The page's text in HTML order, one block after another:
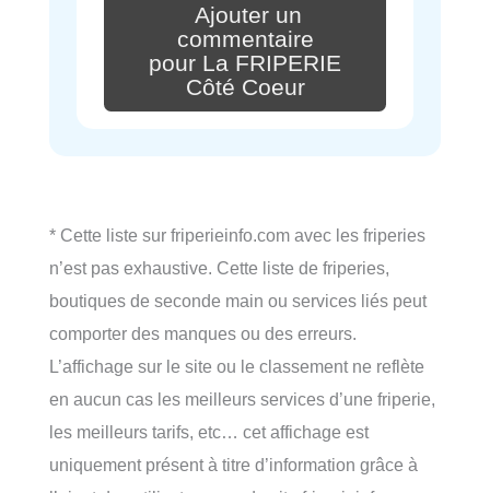
Ajouter un
commentaire
pour La FRIPERIE
Côté Coeur
* Cette liste sur friperieinfo.com avec les friperies
n’est pas exhaustive. Cette liste de friperies,
boutiques de seconde main ou services liés peut
comporter des manques ou des erreurs.
L’affichage sur le site ou le classement ne reflète
en aucun cas les meilleurs services d’une friperie,
les meilleurs tarifs, etc… cet affichage est
uniquement présent à titre d’information grâce à